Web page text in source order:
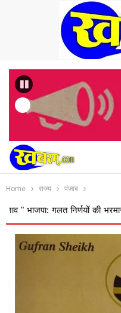
Previous
Home राज्य पंजाब
निर्णयों की भरमार का दुष्परिणाम